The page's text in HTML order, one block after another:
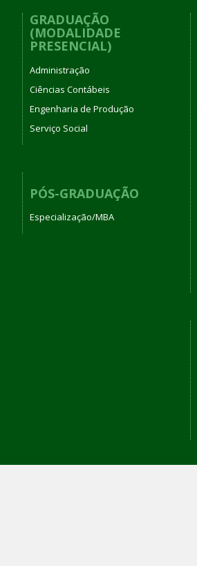
GRADUAÇÃO
(MODALIDADE
PRESENCIAL)
Administração
Ciências Contábeis
Engenharia de Produção
Serviço Social
PÓS-GRADUAÇÃO
Especialização/MBA